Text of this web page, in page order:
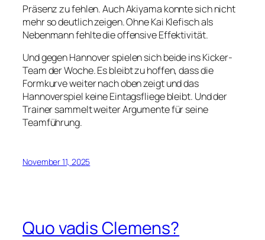
Präsenz zu fehlen. Auch Akiyama konnte sich nicht
mehr so deutlich zeigen. Ohne Kai Klefisch als
Nebenmann fehlte die offensive Effektivität.
Und gegen Hannover spielen sich beide ins Kicker-
Team der Woche. Es bleibt zu hoffen, dass die
Formkurve weiter nach oben zeigt und das
Hannoverspiel keine Eintagsfliege bleibt. Und der
Trainer sammelt weiter Argumente für seine
Teamführung.
November 11, 2025
Quo vadis Clemens?